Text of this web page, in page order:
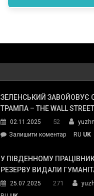
ЗЕЛЕНСЬКИЙ ЗАВОЙОВУЄ
ТРАМПА – THE WALL
02.11.2025 52
Залишити коментарon
симпатії
Трампа
RU UK
У ПІВДЕННОМУ
РЕЗЕРВУ ВИДАЛИ
25.07.2025 271